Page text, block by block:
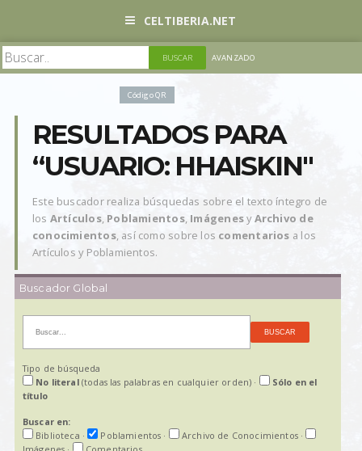
CELTIBERIA.NET
AVANZADO
Código QR
RESULTADOS PARA
“USUARIO: HHAISKIN"
Este buscador realiza búsquedas sobre el texto íntegro de
los Artículos, Poblamientos, ImágenesyArchivo de
conocimientos, así como sobre los comentarios a los
Artículos y Poblamientos.
Buscador Global
Tipo de búsqueda
No literal(todas las palabras en cualquier orden) ·
Sólo en el
título
Buscar en:
Biblioteca · Poblamientos · Archivo de Conocimientos·